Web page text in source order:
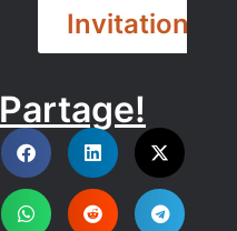
Invitation
DISCORD
Partage!